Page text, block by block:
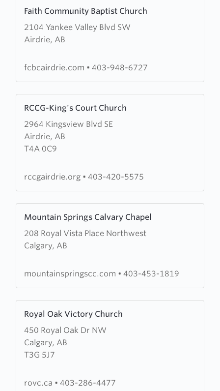
Faith Community Baptist Church
2104 Yankee Valley Blvd SW
Airdrie, AB
more
about
Faith
Baptist
fcbcairdrie.com • 403-948-6727
RCCG-King's Court Church
2964 Kingsview Blvd SE
Airdrie, AB
T4A 0C9
more
about
RCCG-
King's
Church
rccgairdrie.org • 403-420-5575
Mountain Springs Calvary Chapel
208 Royal Vista Place Northwest
Calgary, AB
more
about
Mountain
Calvary
mountainspringscc.com • 403-453-1819
Royal Oak Victory Church
450 Royal Oak Dr NW
Calgary, AB
T3G 5J7
more
about
Royal
Oak
Church
rovc.ca • 403-286-4477